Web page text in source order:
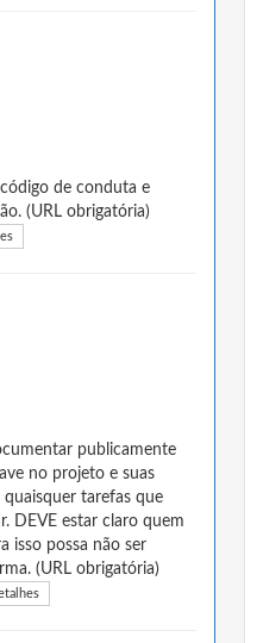
de conduta e
(URL obrigatória)
publicamente
no projeto e suas
tarefas que
DEVE estar claro quem
isso possa não ser
(URL obrigatória)